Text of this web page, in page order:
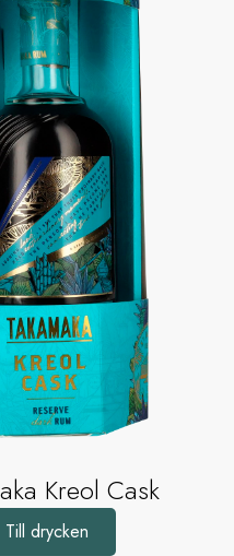
Kreol Cask
Till drycken